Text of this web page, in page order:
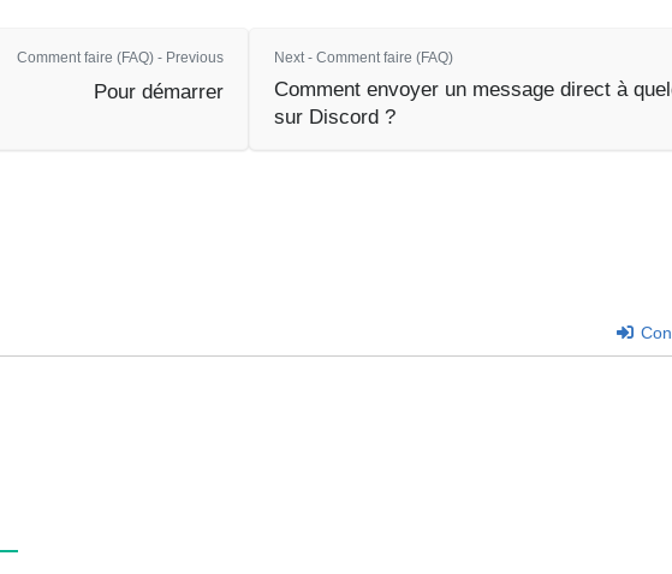
Comment faire (FAQ) - Previous
Pour démarrer
Next - Comment faire (FAQ)
Comment envoyer un message direct à
sur Discord ?